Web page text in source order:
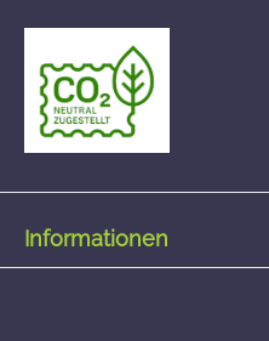
Informationen